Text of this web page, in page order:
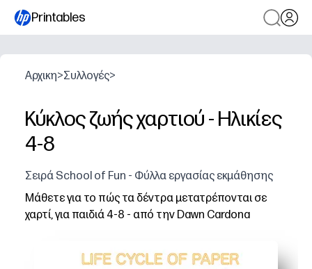
Printables
Αρχικη>Συλλογές>
Κύκλος ζωής χαρτιού - Ηλικίες
4-8
Σειρά School of Fun - Φύλλα εργασίας εκμάθησης
Μάθετε για το πώς τα δέντρα μετατρέπονται σε
χαρτί, για παιδιά 4-8 - από την Dawn Cardona